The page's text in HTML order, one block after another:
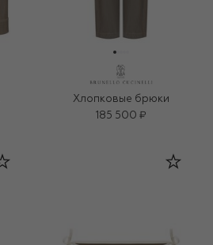
Хлопковые брюки
185 500 ₽